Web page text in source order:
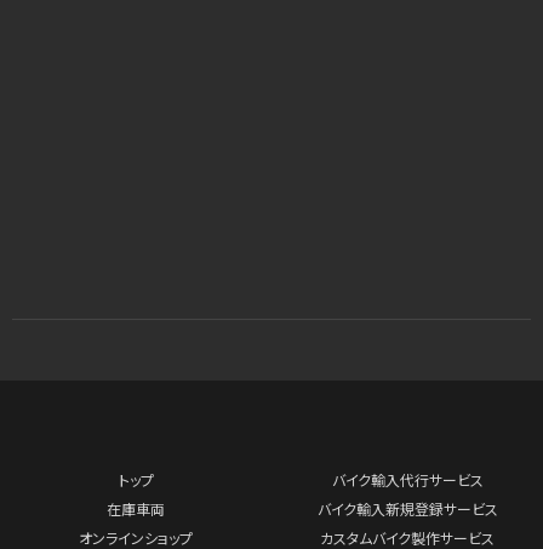
トップ
在庫車両
オンラインショップ
バイク輸入代行サービス
バイク輸入新規登録サービス
カスタムバイク製作サービス